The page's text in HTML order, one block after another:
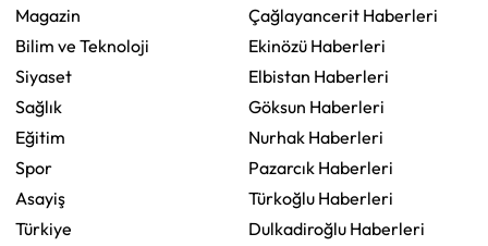
Magazin
Bilim ve Teknoloji
Siyaset
Sağlık
Eğitim
Spor
Asayiş
Türkiye
Çağlayancerit Haberleri
Ekinözü Haberleri
Elbistan Haberleri
Göksun Haberleri
Nurhak Haberleri
Pazarcık Haberleri
Türkoğlu Haberleri
Dulkadiroğlu Haberleri